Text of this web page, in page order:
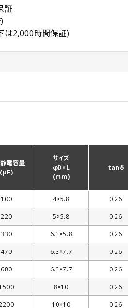
証
は2,000時間保証)
電容量
(µF)
サイズ
φD×L
(mm)
tanδ
100 4×5.8 0.26
220 5×5.8 0.26
330 6.3×5.8 0.26
470 6.3×7.7 0.26
680 6.3×7.7 0.26
1500 8×10 0.26
10×10 0.26